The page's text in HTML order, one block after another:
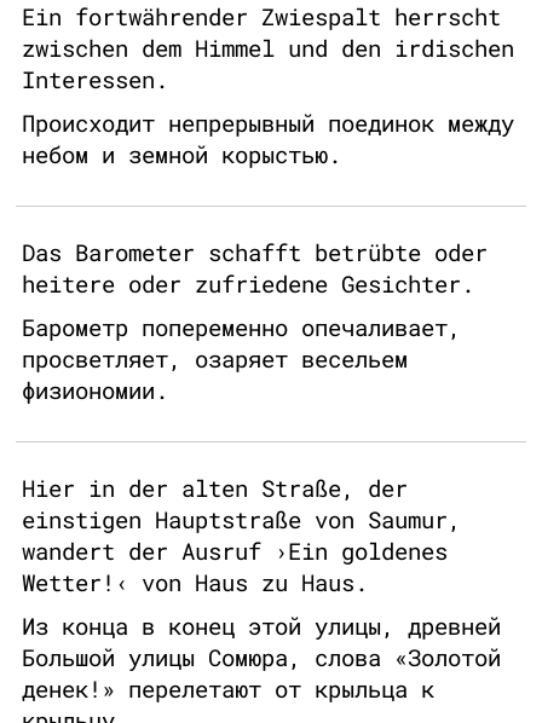
Ein fortwährender Zwiespalt herrscht
zwischen dem Himmel und den irdischen
Interessen.
Происходит непрерывный поединок между
небом и земной корыстью.
Das Barometer schafft betrübte oder
heitere oder zufriedene Gesichter.
Барометр попеременно опечаливает,
просветляет, озаряет весельем
физиономии.
Hier in der alten Straße, der
einstigen Hauptstraße von Saumur,
wandert der Ausruf ›Ein goldenes
Wetter!‹ von Haus zu Haus.
Из конца в конец этой улицы, древней
Большой улицы Сомюра, слова «Золотой
денек!» перелетают от крыльца к